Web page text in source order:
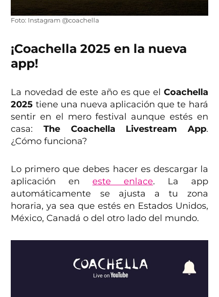
Foto: Instagram @coachella
¡Coachella 2025 en la nueva
app!
La novedad de este año es que el Coachella
2025 tiene una nueva aplicación que te hará
sentir en el mero festival aunque estés en
casa: The Coachella Livestream App.
¿Cómo funciona?
Lo primero que debes hacer es descargar la
aplicación eneste enlace. La app
automáticamente se ajusta a tu zona
horaria, ya sea que estés en Estados Unidos,
México, Canadá o del otro lado del mundo.